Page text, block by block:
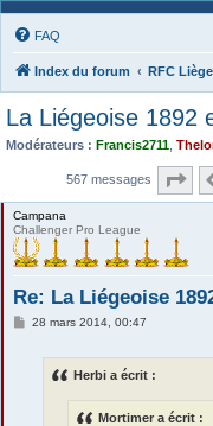
FAQ
Index du forum RFC Liège
La Liégeoise 1892
Modérateurs : Francis2711
567 messages
Campana
Challenger Pro League
Re: La Liégeoise
M28 mars 2014, 00:47
Herbi a écrit :
Mortimer a écrit :